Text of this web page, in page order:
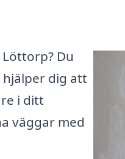
Du
dig att
i ditt
väggar med